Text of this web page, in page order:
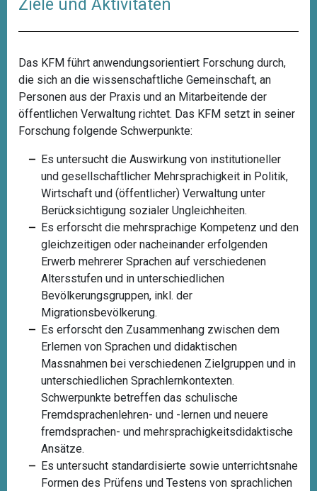
Ziele und Aktivitäten
Das KFM führt anwendungsorientiert Forschung durch,
die sich an die wissenschaftliche Gemeinschaft, an
Personen aus der Praxis und an Mitarbeitende der
öffentlichen Verwaltung richtet. Das KFM setzt in seiner
Forschung folgende Schwerpunkte:
Es untersucht die Auswirkung von institutioneller
und gesellschaftlicher Mehrsprachigkeit in Politik,
Wirtschaft und (öffentlicher) Verwaltung unter
Berücksichtigung sozialer Ungleichheiten.
Es erforscht die mehrsprachige Kompetenz und den
gleichzeitigen oder nacheinander erfolgenden
Erwerb mehrerer Sprachen auf verschiedenen
Altersstufen und in unterschiedlichen
Bevölkerungsgruppen, inkl. der
Migrationsbevölkerung.
Es erforscht den Zusammenhang zwischen dem
Erlernen von Sprachen und didaktischen
Massnahmen bei verschiedenen Zielgruppen und in
unterschiedlichen Sprachlernkontexten.
Schwerpunkte betreffen das schulische
Fremdsprachenlehren- und -lernen und neuere
fremdsprachen- und mehrsprachigkeitsdidaktische
Ansätze.
Es untersucht standardisierte sowie unterrichtsnahe
Formen des Prüfens und Testens von sprachlichen